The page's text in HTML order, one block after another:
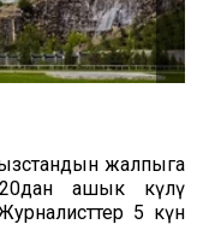
жалпыга
ашык өкүлү
5 күн